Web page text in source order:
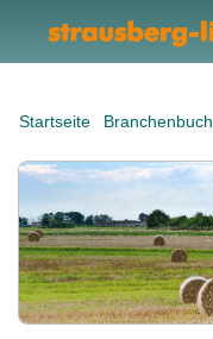
Startseite Branchenbuch